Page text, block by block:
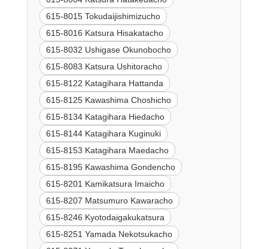
615-8015 Tokudaijishimizucho
615-8016 Katsura Hisakatacho
615-8032 Ushigase Okunobocho
615-8083 Katsura Ushitoracho
615-8122 Katagihara Hattanda
615-8125 Kawashima Choshicho
615-8134 Katagihara Hiedacho
615-8144 Katagihara Kuginuki
615-8153 Katagihara Maedacho
615-8195 Kawashima Gondencho
615-8201 Kamikatsura Imaicho
615-8207 Matsumuro Kawaracho
615-8246 Kyotodaigakukatsura
615-8251 Yamada Nekotsukacho